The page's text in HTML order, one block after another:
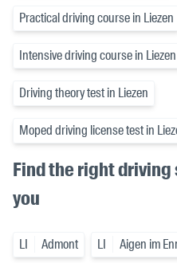
Practical driving course in Liezen
Intensive driving course in Liezen
Driving theory test in Liezen
Moped driving license test in
Find the right driving
you
LI Admont LI Aigen im